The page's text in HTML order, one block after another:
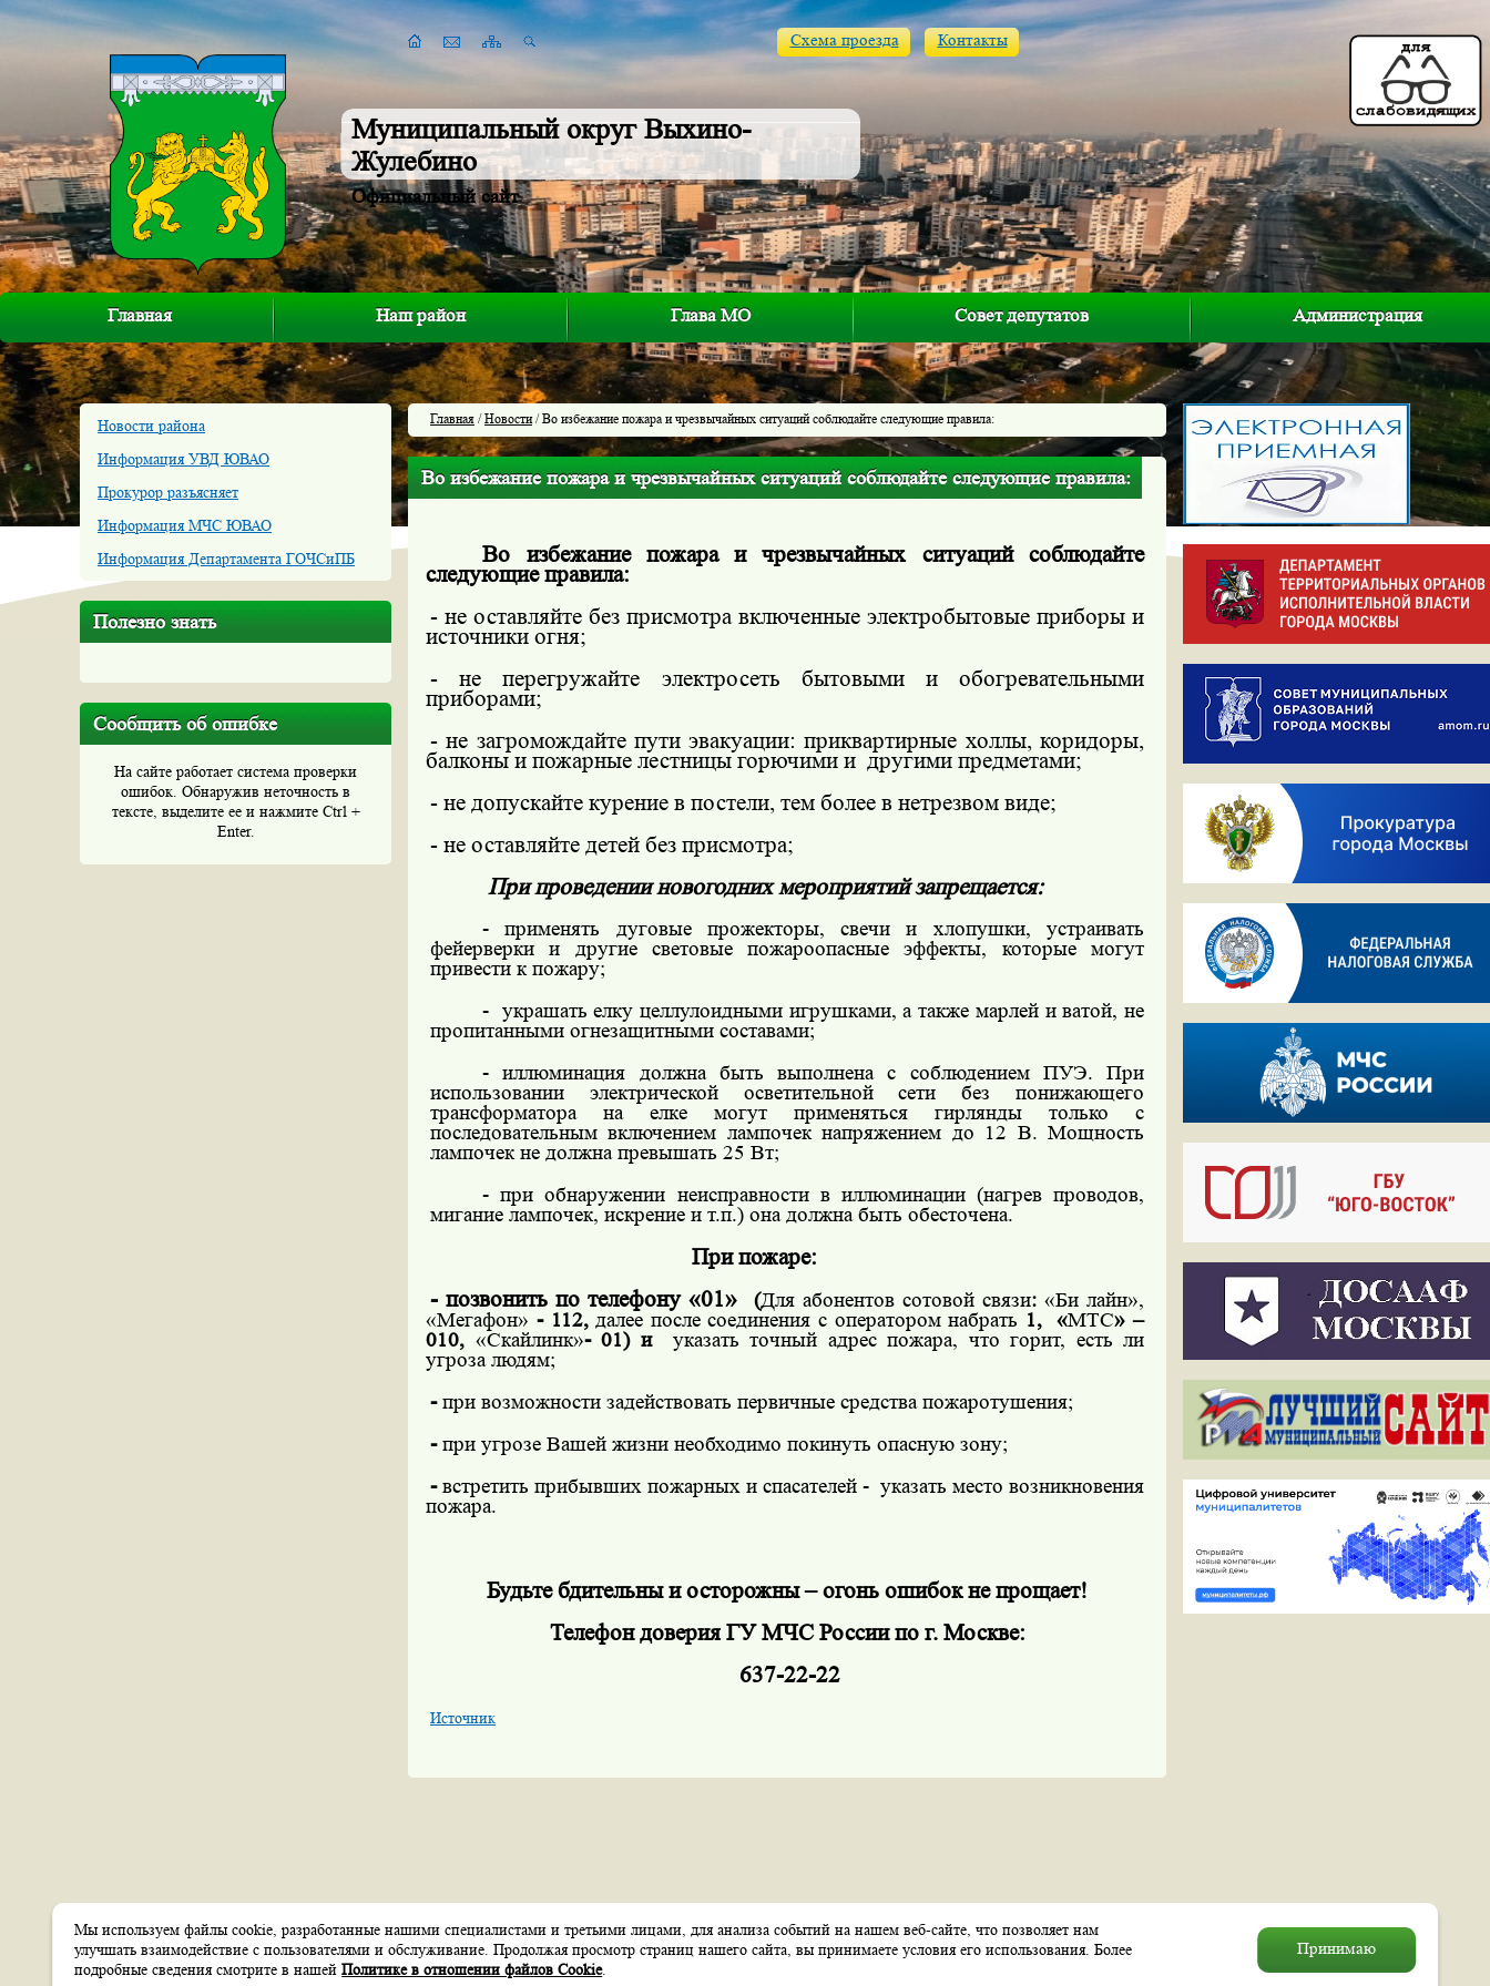
Муниципальный округ Выхино-
Жулебино
Официальный сайт
Схема проезда Контакты
Главная Наш район Глава МО Совет депутатов Администрация
Новости района
Информация УВД ЮВАО
Прокурор разъясняет
Информация МЧС ЮВАО
Информация Департамента ГОЧСиПБ
Полезно знать
Сообщить об ошибке
На сайте работает система проверки
ошибок. Обнаружив неточность в
тексте, выделите ее и нажмите Ctrl +
Enter.
Главная /Новости/ Во избежание пожара и чрезвычайных ситуаций соблюдайте следующие правила:
Во избежание пожара и чрезвычайных ситуаций соблюдайте следующие правила:
Во избежание пожара и чрезвычайных ситуаций соблюдайте
следующие правила:
- не оставляйте без присмотра включенные электробытовые приборы и
источники огня;
- не перегружайте электросеть бытовыми и обогревательными
приборами;
- не загромождайте пути эвакуации: приквартирные холлы, коридоры,
балконы и пожарные лестницы горючими и другими предметами;
- не допускайте курение в постели, тем более в нетрезвом виде;
- не оставляйте детей без присмотра;
При проведении новогодних мероприятий запрещается:
- применять дуговые прожекторы, свечи и хлопушки, устраивать
фейерверки и другие световые пожароопасные эффекты, которые могут
привести к пожару;
- украшать елку целлулоидными игрушками, а также марлей и ватой, не
пропитанными огнезащитными составами;
- иллюминация должна быть выполнена с соблюдением ПУЭ. При
использовании электрической осветительной сети без понижающего
трансформатора на елке могут применяться гирлянды только с
последовательным включением лампочек напряжением до 12 В. Мощность
лампочек не должна превышать 25 Вт;
- при обнаружении неисправности в иллюминации (нагрев проводов,
мигание лампочек, искрение и т.п.) она должна быть обесточена.
При пожаре:
- позвонить по телефону «01»
(Для абонентов сотовой связи: «Би лайн»,
«Мегафон» - 112,далее после соединения с оператором набрать 1, «МТС» –
010, «Скайлинк»- 01) и
указать точный адрес пожара, что горит, есть ли
угроза людям;
-при возможности задействовать первичные средства пожаротушения;
-при угрозе Вашей жизни необходимо покинуть опасную зону;
-встретить прибывших пожарных и спасателей - указать место возникновения
пожара.
Будьте бдительны и осторожны – огонь ошибок не прощает!
Телефон доверия ГУ МЧС России по г. Москве:
637-22-22
Источник
Создание сайтов
Веб-студияitsoft
Карта сайта Контакты Обратная связь
© 2004–2026 Муниципальное
образование «Выхино–Жулебино»
Мы используем файлы cookie, разработанные нашими специалистами и третьими лицами, для анализа событий на нашем веб-сайте, что позволяет нам
улучшать взаимодействие с пользователями и обслуживание. Продолжая просмотр страниц нашего сайта, вы принимаете условия его использования. Более
подробные сведения смотрите в нашейПолитике в отношении файлов Cookie.
Принимаю